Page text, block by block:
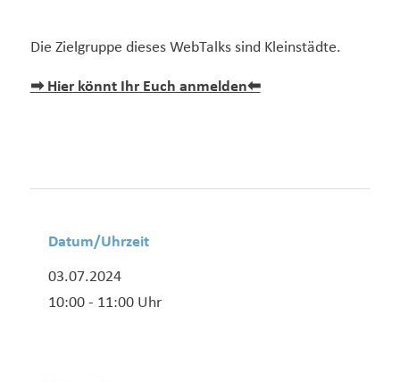
Die Zielgruppe dieses WebTalks sind Kleinstädte.
➡ Hier könnt Ihr Euch anmelden⬅
Datum/Uhrzeit
03.07.2024
10:00 - 11:00 Uhr